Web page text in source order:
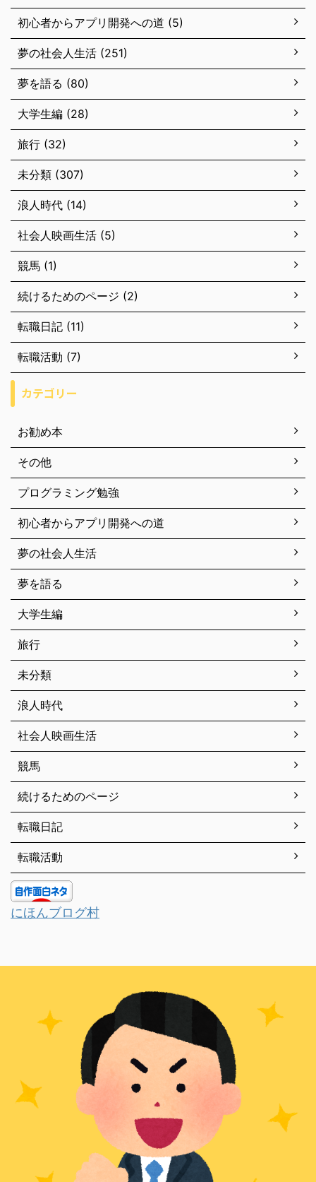
初心者からアプリ開発への道 (5)
夢の社会人生活 (251)
夢を語る (80)
大学生編 (28)
旅行 (32)
未分類 (307)
浪人時代 (14)
社会人映画生活 (5)
競馬 (1)
続けるためのページ (2)
転職日記 (11)
転職活動 (7)
カテゴリー
お勧め本
その他
プログラミング勉強
初心者からアプリ開発への道
夢の社会人生活
夢を語る
大学生編
旅行
未分類
浪人時代
社会人映画生活
競馬
続けるためのページ
転職日記
転職活動
にほんブログ村